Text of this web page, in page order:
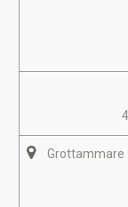
Grottammare